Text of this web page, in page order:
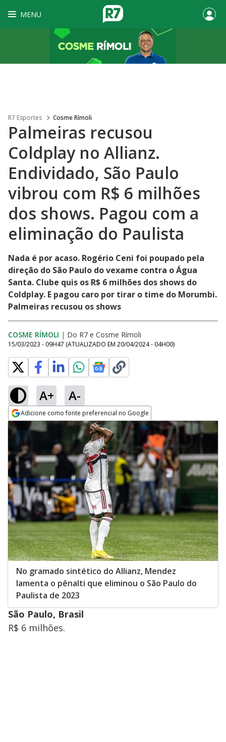
MENU
R7 Esportes Cosme Rímoli
Palmeiras recusou
Coldplay no Allianz.
Endividado, São Paulo
vibrou com R$ 6 milhões
dos shows. Pagou com a
eliminação do Paulista
Nada é por acaso. Rogério Ceni foi poupado pela
direção do São Paulo do vexame contra o Água
Santa. Clube quis os R$ 6 milhões dos shows do
Coldplay. E pagou caro por tirar o time do Morumbi.
Palmeiras recusou os shows
COSME RÍMOLI | Do R7 e Cosme Rímoli
15/03/2023 - 09H47 (ATUALIZADO EM 20/04/2024 - 04H00)
A+ A-
Adicione como fonte preferencial no Google
Opens in new window
No gramado sintético do Allianz, Mendez
lamenta o pênalti que eliminou o São Paulo do
Paulista de 2023
São Paulo, Brasil
R$ 6 milhões.